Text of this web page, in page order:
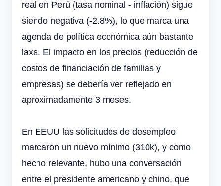
real en Perú (tasa nominal - inflación) sigue
siendo negativa (-2.8%), lo que marca una
agenda de política económica aún bastante
laxa. El impacto en los precios (reducción de
costos de financiación de familias y
empresas) se debería ver reflejado en
aproximadamente 3 meses.
En EEUU las solicitudes de desempleo
marcaron un nuevo mínimo (310k), y como
hecho relevante, hubo una conversación
entre el presidente americano y chino, que